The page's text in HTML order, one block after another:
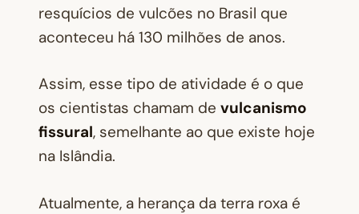
resquícios de vulcões no Brasil que
aconteceu há 130 milhões de anos.
Assim, esse tipo de atividade é o que
os cientistas chamam de vulcanismo
fissural, semelhante ao que existe hoje
na Islândia.
Atualmente, a herança da terra roxa é